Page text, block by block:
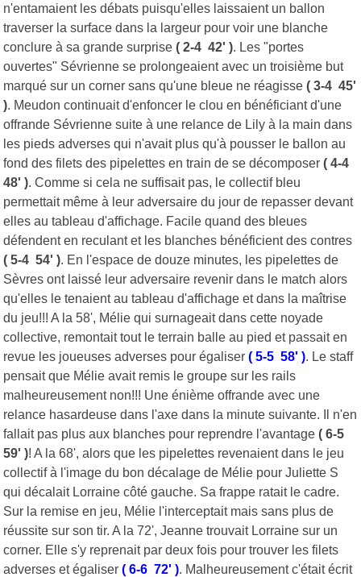
n'entamaient les débats puisqu'elles laissaient un ballon
traverser la surface dans la largeur pour voir une blanche
conclure à sa grande surprise ( 2-4 42' ). Les "portes
ouvertes" Sévrienne se prolongeaient avec un troisième but
marqué sur un corner sans qu'une bleue ne réagisse ( 3-4 45'
). Meudon continuait d'enfoncer le clou en bénéficiant d'une
offrande Sévrienne suite à une relance de Lily à la main dans
les pieds adverses qui n'avait plus qu'à pousser le ballon au
fond des filets des pipelettes en train de se décomposer ( 4-4
48' ). Comme si cela ne suffisait pas, le collectif bleu
permettait même à leur adversaire du jour de repasser devant
elles au tableau d'affichage. Facile quand des bleues
défendent en reculant et les blanches bénéficient des contres
( 5-4 54' ). En l'espace de douze minutes, les pipelettes de
Sèvres ont laissé leur adversaire revenir dans le match alors
qu'elles le tenaient au tableau d'affichage et dans la maîtrise
du jeu!!! A la 58', Mélie qui surnageait dans cette noyade
collective, remontait tout le terrain balle au pied et passait en
revue les joueuses adverses pour égaliser ( 5-5 58' ). Le staff
pensait que Mélie avait remis le groupe sur les rails
malheureusement non!!! Une énième offrande avec une
relance hasardeuse dans l'axe dans la minute suivante. Il n'en
fallait pas plus aux blanches pour reprendre l'avantage ( 6-5
59' )! A la 68', alors que les pipelettes revenaient dans le jeu
collectif à l'image du bon décalage de Mélie pour Juliette S
qui décalait Lorraine côté gauche. Sa frappe ratait le cadre.
Sur la remise en jeu, Mélie l'interceptait mais sans plus de
réussite sur son tir. A la 72', Jeanne trouvait Lorraine sur un
corner. Elle s'y reprenait par deux fois pour trouver les filets
adverses et égaliser ( 6-6 72' ). Malheureusement c'était écrit